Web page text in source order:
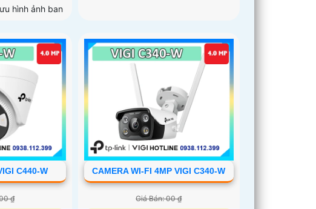
hình ảnh ban
C440-W
₫
CAMERA WI-FI 4MP VIGI C340-W
Giá Bán: 00 ₫